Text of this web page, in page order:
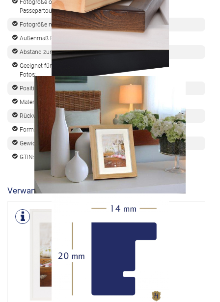
Fotogröße ohne
Passepartout:
60x90 cm
Fotogröße mit Passepartout:50x75 cm
Außenmaß Fotorahmen:
Abstand zur Wand:
2
Geeignet für Anzahl der
Fotos:
Positionierung:
Porträt und Landschaft
Material:
Holz
Rückwandmaterial:
Hartfaserplatten
Form:
Rechteck
Gewicht:
3000
GTIN:
8711229067768
Verwante Produkte
Jardin